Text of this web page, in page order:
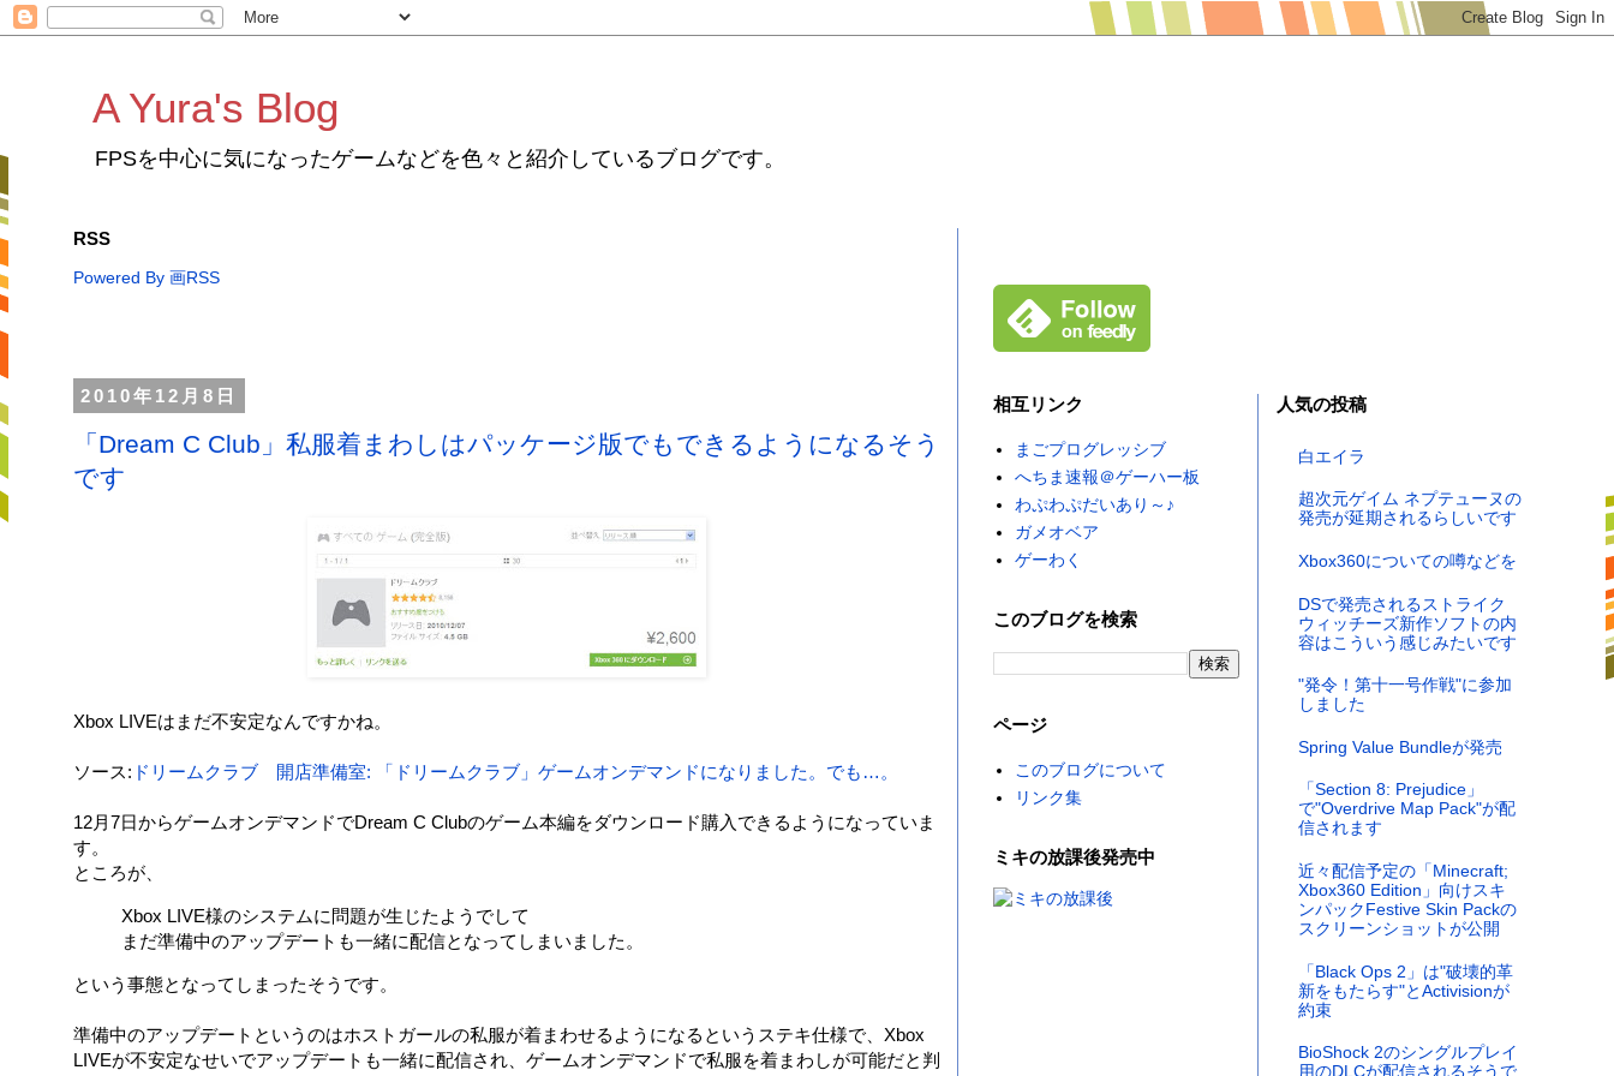
A Yura's Blog
FPSを中心に気になったゲームなどを色々と紹介しているブログです。
RSS
Powered By 画RSS
2010年12月8日
「Dream C Club」私服着まわしはパッケージ版でもできるようになるそう
です
Xbox LIVEはまだ不安定なんですかね。
ソース: ドリームクラブ 開店準備室: 「ドリームクラブ」ゲームオンデマンドになりました。でも…。
12月7日からゲームオンデマンドでDream C Clubのゲーム本編をダウンロード購入できるようになっていま
す。
ところが、
Xbox LIVE様のシステムに問題が生じたようでして
まだ準備中のアップデートも一緒に配信となってしまいました。
という事態となってしまったそうです。
準備中のアップデートというのはホストガールの私服が着まわせるようになるというステキ仕様で、Xbox
LIVEが不安定なせいでアップデートも一緒に配信され、ゲームオンデマンドで私服を着まわしが可能だと判
相互リンク
まごプログレッシブ
へちま速報＠ゲーハー板
わぷわぷだいあり～♪
ガメオベア
ゲーわく
このブログを検索
ページ
このブログについて
リンク集
ミキの放課後発売中
人気の投稿
白エイラ
超次元ゲイム ネプテューヌの
発売が延期されるらしいです
Xbox360についての噂などを
DSで発売されるストライク
ウィッチーズ新作ソフトの内
容はこういう感じみたいです
"発令！第十一号作戦"に参加
しました
Spring Value Bundleが発売
「Section 8: Prejudice」
で"Overdrive Map Pack"が配
信されます
近々配信予定の「Minecraft;
Xbox360 Edition」向けスキ
ンパックFestive Skin Packの
スクリーンショットが公開
「Black Ops 2」は"破壊的革
新をもたらす"とActivisionが
約束
BioShock 2のシングルプレイ
用のDLCが配信されるそうで